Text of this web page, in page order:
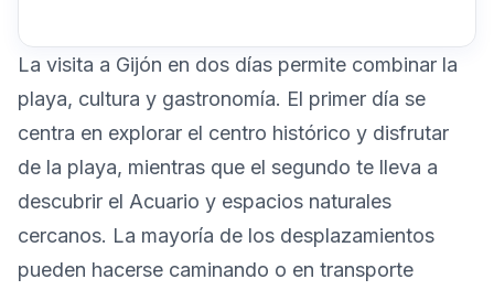
La visita a Gijón en dos días permite combinar la
playa, cultura y gastronomía. El primer día se
centra en explorar el centro histórico y disfrutar
de la playa, mientras que el segundo te lleva a
descubrir el Acuario y espacios naturales
cercanos. La mayoría de los desplazamientos
pueden hacerse caminando o en transporte